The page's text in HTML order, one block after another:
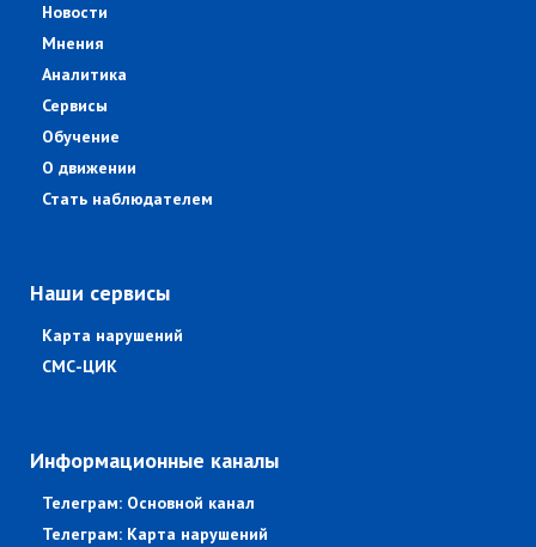
Новости
Мнения
Аналитика
Сервисы
Обучение
О движении
Стать наблюдателем
Наши сервисы
Карта нарушений
СМС-ЦИК
Информационные каналы
Телеграм: Основной канал
Телеграм: Карта нарушений